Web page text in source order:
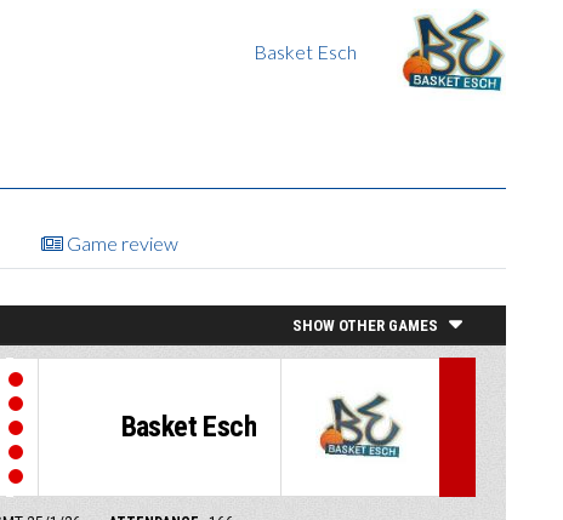
Basket Esch
Game review